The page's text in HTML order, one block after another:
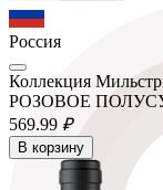
Россия
Коллекция
РОЗОВОЕ
569.99 ₽
В корзину